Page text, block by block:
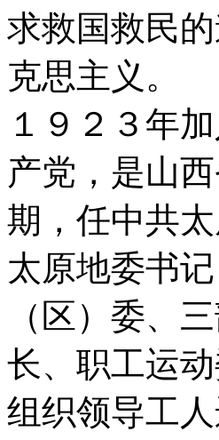
求救国救民
克思主义。
１９２３年
产党，是山
期，任中共
太原地委书
（区）委、
长、职工运
组织领导工